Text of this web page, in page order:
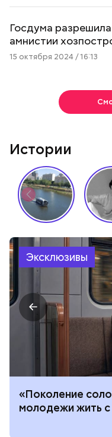
Госдума
амнистии
15 октября 2024 / 16:13
Истории
Эксклюзивы
«Поколение
молодежи жить